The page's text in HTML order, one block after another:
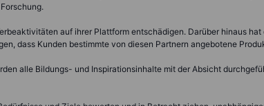
auf ihrer Plattform entschädigen. Darüber hinaus
dass Kunden bestimmte von diesen Partnern angebotene
alle Bildungs- und Inspirationsinhalte mit der Absicht